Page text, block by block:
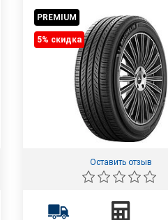
PREMIUM
5% cкидка
Оставить отзыв